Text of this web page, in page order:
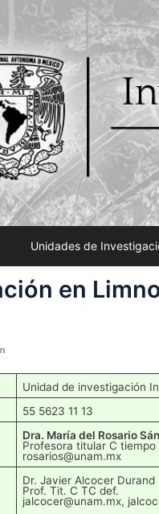
Unidades de
en
Unidad de investigación
55 5623 11 13
Dra. María del Rosario
Profesora titular C
rosarios@unam.mx
Dr. Javier Alcocer Durand
Prof. Tit. C TC def.
jalcocer@unam.mx,